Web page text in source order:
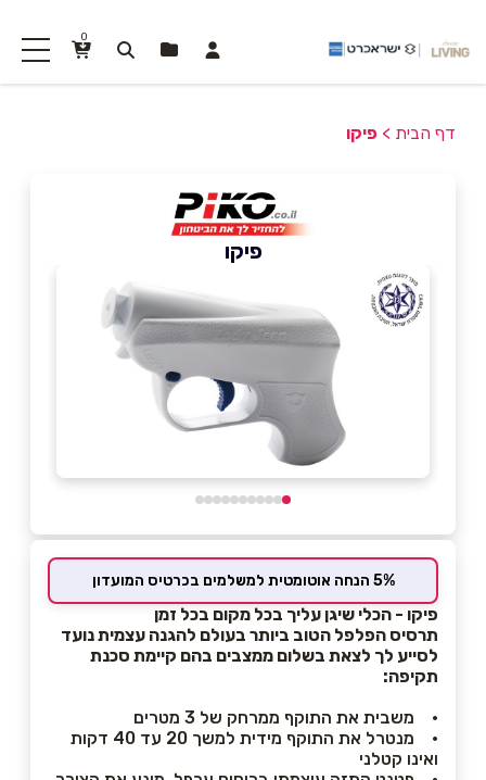
0
דף הבית > פיקו
פיקו
5% הנחה אוטומטית למשלמים בכרטיס המועדון
פיקו - הכלי שיגן עליך בכל מקום בכל זמן
תרסיס הפלפל הטוב ביותר בעולם להגנה עצמית נועד
לסייע לך לצאת בשלום ממצבים בהם קיימת סכנת
תקיפה:
• משבית את התוקף ממרחק של 3 מטרים
• מנטרל את התוקף מידית למשך 20 עד 40 דקות
ואינו קטלני